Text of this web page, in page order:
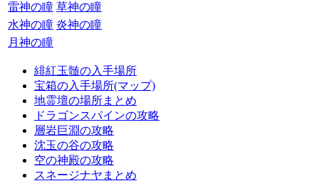
雷神の瞳 草神の瞳
水神の瞳 炎神の瞳
月神の瞳
緋紅玉髄の入手場所
宝箱の入手場所(マップ)
地霊壇の場所まとめ
ドラゴンスパインの攻略
層岩巨淵の攻略
沈玉の谷の攻略
空の神殿の攻略
スネージナヤまとめ